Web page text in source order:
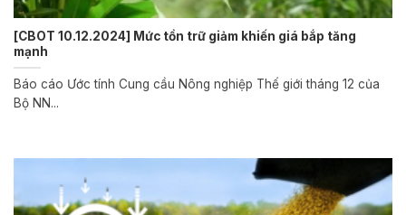
[CBOT 10.12.2024] Mức tồn trữ giảm khiến giá bắp tăng
mạnh
Báo cáo Ước tính Cung cầu Nông nghiệp Thế giới tháng 12 của
Bộ NN...